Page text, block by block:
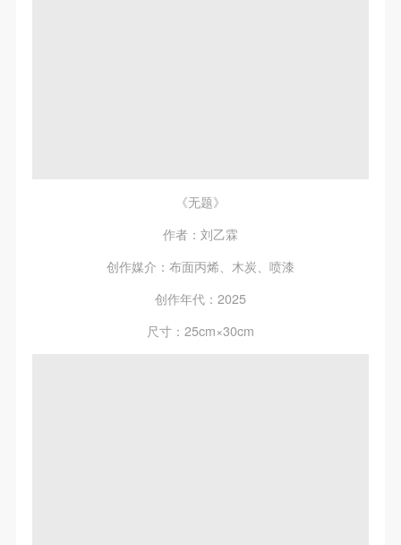
《无题》
作者：刘乙霖
创作媒介：布面丙烯、木炭、喷漆
创作年代：2025
尺寸：25cm×30cm